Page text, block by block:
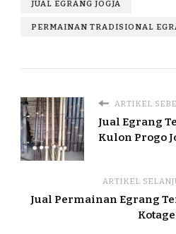
JUAL EGRANG JOGJA
PERMAINAN TRADISIONAL
ARTIKEL
Jual Egrang
Kulon Progo
ARTIKEL
Jual Permainan Egrang